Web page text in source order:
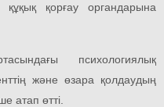
қорғау органдарына
психологиялық
және өзара қолдаудың
атап өтті.